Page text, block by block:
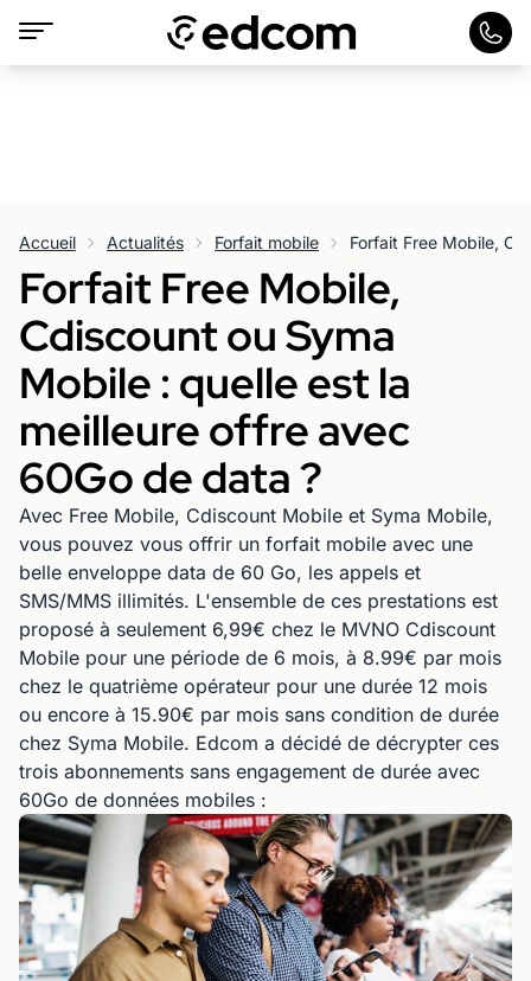
Accueil Actualités Forfait mobile
Forfait Free Mobile,
Cdiscount ou Syma
Mobile : quelle est la
meilleure offre avec
60Go de data ?
Avec Free Mobile, Cdiscount Mobile et Syma Mobile,
vous pouvez vous offrir un forfait mobile avec une
belle enveloppe data de 60 Go, les appels et
SMS/MMS illimités. L'ensemble de ces prestations est
proposé à seulement 6,99€ chez le MVNO Cdiscount
Mobile pour une période de 6 mois, à 8.99€ par mois
chez le quatrième opérateur pour une durée 12 mois
ou encore à 15.90€ par mois sans condition de durée
chez Syma Mobile. Edcom a décidé de décrypter ces
trois abonnements sans engagement de durée avec
60Go de données mobiles :